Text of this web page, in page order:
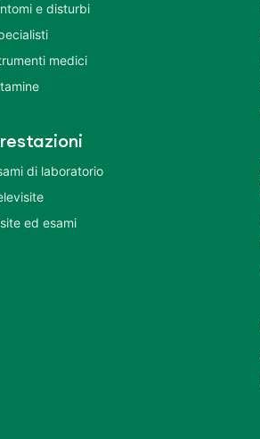
e disturbi
medici
di laboratorio
ed esami